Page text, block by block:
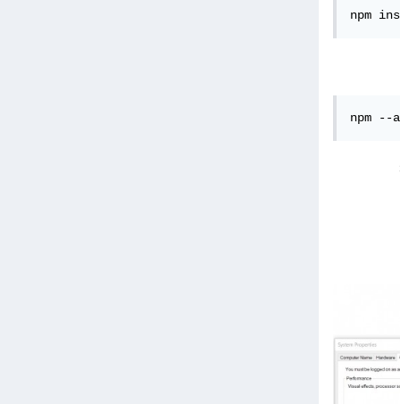
npm
npm